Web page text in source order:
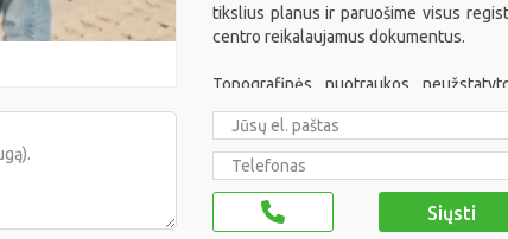
Topografinės nuotraukos
100% rekomenduoja
150 €/
tikslius planus ir paruošime visus
centro reikalaujamus dokumentus.
Topografinės nuotraukos
teritorijoje kaina, kai plotas iki 0,5 ha
€240,00
Siųsti